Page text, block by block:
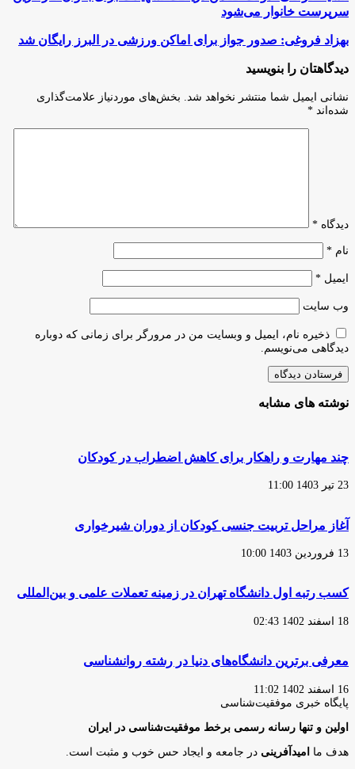
دولت
ضامن
دریافت
تسهیلات
برای
کارآفرین
سرپرست
سرپرست خانوار می‌شود
بهزاد
صدور
برای
اماکن
بهزاد فروغی: صدور جواز برای اماکن ورزشی در البرز رایگان شد
دیدگاهتان را بنویسید
نشانی ایمیل شما منتشر نخواهد شد.
بخش‌های موردنیاز علامت‌گذاری
شده‌اند *
دیدگاه *
نام *
ایمیل *
وب‌ سایت
ذخیره نام، ایمیل و وبسایت من در مرورگر برای زمانی که دوباره
دیدگاهی می‌نویسم.
نوشته های مشابه
چند مهارت و راهکار برای کاهش اضطراب در کودکان
23 تیر 1403 11:00
آغاز مراحل تربیت جنسی کودکان از دوران شیرخواری
13 فروردین 1403 10:00
کسب رتبه اول دانشگاه تهران در زمینه تعملات علمی و بین‌المللی
18 اسفند 1402 02:43
معرفی برترین دانشگاه‌های دنیا در رشته روانشناسی
16 اسفند 1402 11:02
پایگاه‌ خبری موفقیت‌شناسی
اولین و تنها رسانه رسمی برخط موفقیت‌شناسی در ایران
هدف ما امیدآفرینی در جامعه و ایجاد حس خوب و مثبت است.